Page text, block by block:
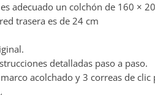
es adecuado un colchón de 160
trasera es de 24 cm
detalladas paso a paso.
acolchado y 3 correas de clic